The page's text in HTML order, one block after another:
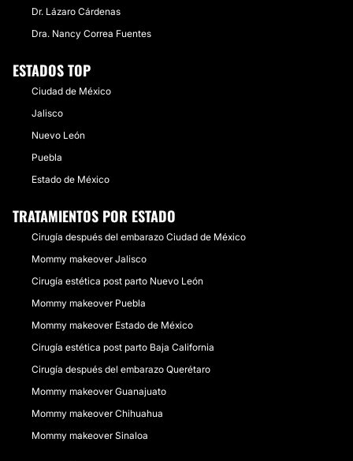
Dr. Lázaro Cárdenas
Dra. Nancy Correa Fuentes
ESTADOS TOP
Ciudad de México
Jalisco
Nuevo León
Puebla
Estado de México
TRATAMIENTOS POR ESTADO
Cirugía después del embarazo Ciudad de México
Mommy makeover Jalisco
Cirugía estética post parto Nuevo León
Mommy makeover Puebla
Mommy makeover Estado de México
Cirugía estética post parto Baja California
Cirugía después del embarazo Querétaro
Mommy makeover Guanajuato
Mommy makeover Chihuahua
Mommy makeover Sinaloa